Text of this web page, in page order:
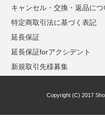
キャンセル・交換・返品につ
特定商取引法に基づく表記
延長保証
延長保証forアクシデント
新規取引先様募集
Copyright (C) 2017